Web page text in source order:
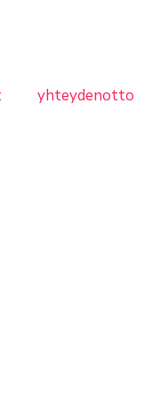
yhteydenotto